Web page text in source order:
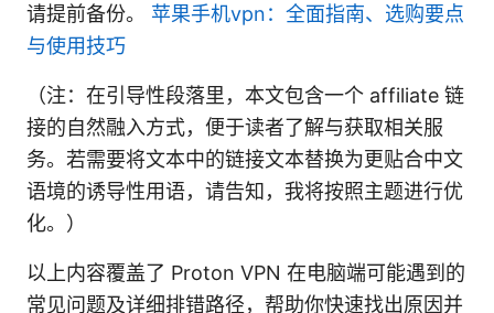
请提前备份。 苹果手机vpn：全面指南、选购要点
与使用技巧
（注：在引导性段落里，本文包含一个 affiliate 链
接的自然融入方式，便于读者了解与获取相关服
务。若需要将文本中的链接文本替换为更贴合中文
语境的诱导性用语，请告知，我将按照主题进行优
化。）
以上内容覆盖了 Proton VPN 在电脑端可能遇到的
常见问题及详细排错路径，帮助你快速找出原因并